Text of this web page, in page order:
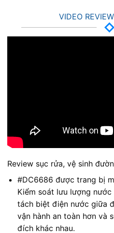
VIDEO
Review sục rửa, vệ sinh
#DC6686 được trang bị
Kiểm soát lưu lượng
tách biệt điện nước giữa
vận hành an toàn hơn và
đích khác nhau.